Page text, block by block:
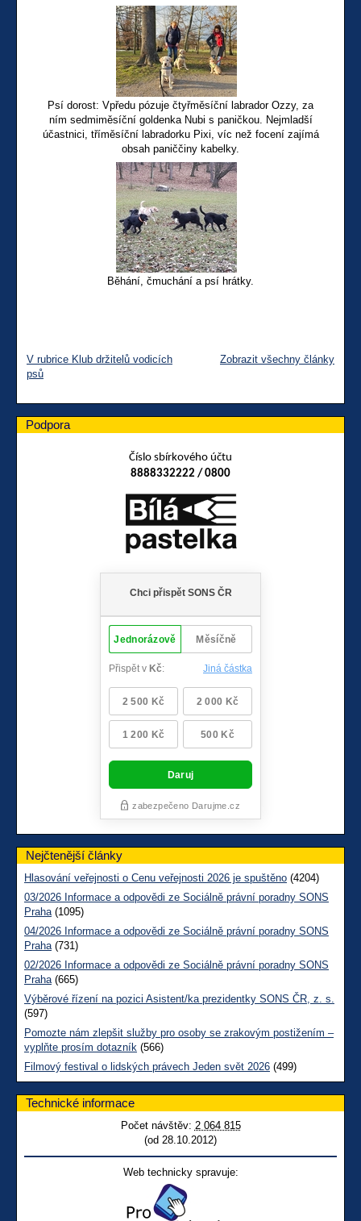
Psí dorost: Vpředu pózuje čtyřměsíční labrador Ozzy, za
ním sedmiměsíční goldenka Nubi s paničkou. Nejmladší
účastnici, tříměsíční labradorku Pixi, víc než focení zajímá
obsah paniččiny kabelky.
Běhání, čmuchání a psí hrátky.
V rubrice Klub držitelů vodicích
psů
Zobrazit všechny články
Podpora
Číslo sbírkového účtu
8888332222 / 0800
Nejčtenější články
Hlasování veřejnosti o Cenu veřejnosti 2026 je spuštěno (4204)
03/2026 Informace a odpovědi ze Sociálně právní poradny SONS
Praha(1095)
04/2026 Informace a odpovědi ze Sociálně právní poradny SONS
Praha(731)
02/2026 Informace a odpovědi ze Sociálně právní poradny SONS
Praha(665)
Výběrové řízení na pozici Asistent/ka prezidentky SONS ČR, z. s.
(597)
Pomozte nám zlepšit služby pro osoby se zrakovým postižením –
vyplňte prosím dotazník (566)
Filmový festival o lidských právech Jeden svět 2026 (499)
Technické informace
Počet návštěv: 2 064 815
(od 28.10.2012)
Web technicky spravuje: